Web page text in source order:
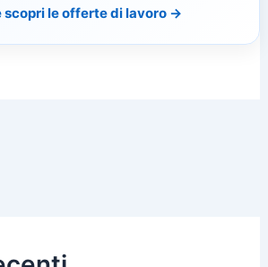
scopri le offerte di lavoro →